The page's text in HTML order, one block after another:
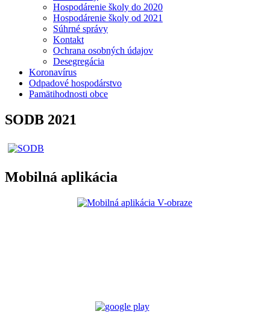
Hospodárenie školy do 2020
Hospodárenie školy od 2021
Súhrné správy
Kontakt
Ochrana osobných údajov
Desegregácia
Koronavírus
Odpadové hospodárstvo
Pamätihodnosti obce
SODB 2021
Mobilná aplikácia